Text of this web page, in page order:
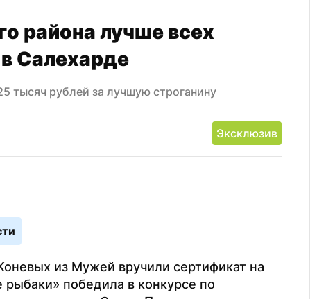
района лучше всех
Салехарде
тысяч рублей за лучшую строганину
Эксклюзив
из Мужей вручили сертификат на
победила в конкурсе по